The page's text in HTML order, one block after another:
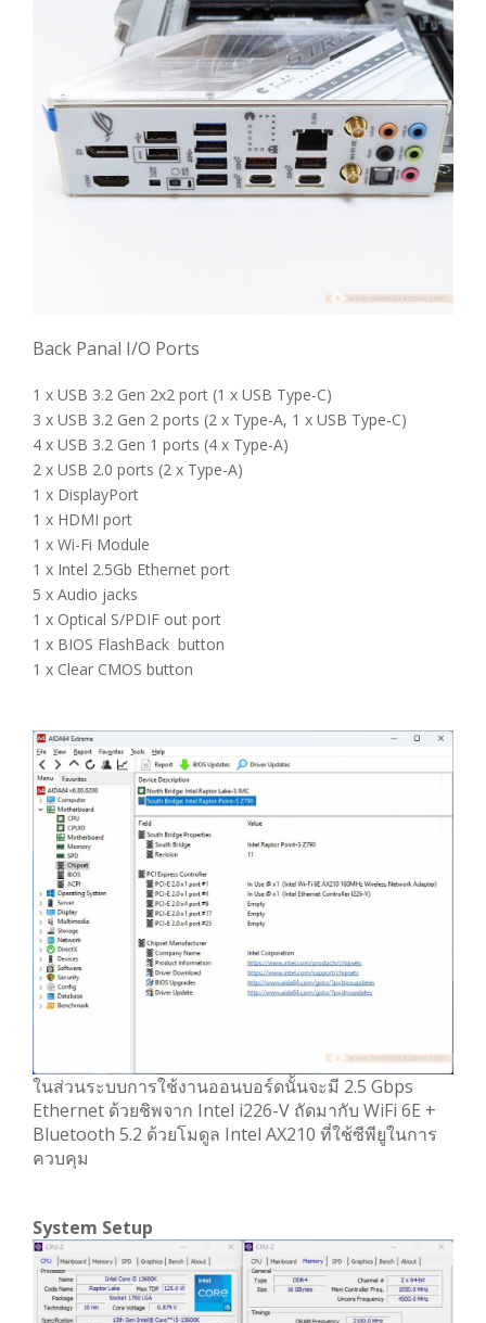
Back Panal I/O Ports
1 x USB 3.2 Gen 2x2 port (1 x USB Type-C)
3 x USB 3.2 Gen 2 ports (2 x Type-A, 1 x USB Type-C)
4 x USB 3.2 Gen 1 ports (4 x Type-A)
2 x USB 2.0 ports (2 x Type-A)
1 x DisplayPort
1 x HDMI port
1 x Wi-Fi Module
1 x Intel 2.5Gb Ethernet port
5 x Audio jacks
1 x Optical S/PDIF out port
1 x BIOS FlashBack button
1 x Clear CMOS button
ในส่วนระบบการใช้งานออนบอร์ดนั้นจะมี 2.5 Gbps
Ethernet ด้วยชิพจาก Intel i226-V ถัดมากับ WiFi 6E +
Bluetooth 5.2 ด้วยโมดูล Intel AX210 ที่ใช้ซีพียูในการ
ควบคุม
System Setup